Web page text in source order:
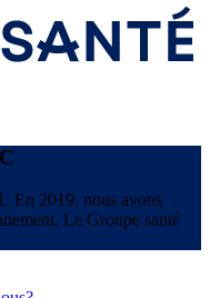
En 2019, nous avons
Le Groupe santé